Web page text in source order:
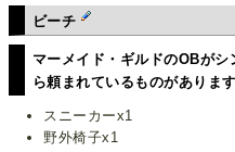
ビーチ
マーメイド・ギルドのOBが
ら頼まれているものがありま
スニーカーx1
野外椅子x1